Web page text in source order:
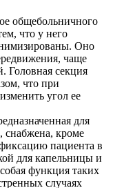
общебольничного
что у него
Оно
чаще
Головная секция
что при
угол ее
для
снабжена, кроме
пациента в
для капельницы и
функция таких
случаях